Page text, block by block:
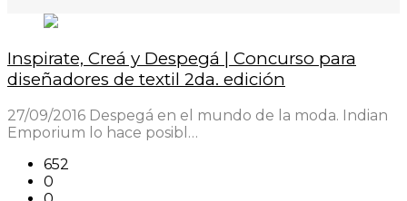
Inspirate, Creá y Despegá | Concurso para
diseñadores de textil 2da. edición
27/09/2016 Despegá en el mundo de la moda. Indian
Emporium lo hace posibl…
652
0